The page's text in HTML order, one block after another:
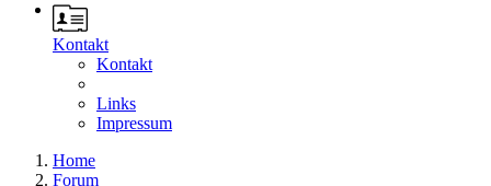
Kontakt
Kontakt
Links
Impressum
Home
Forum